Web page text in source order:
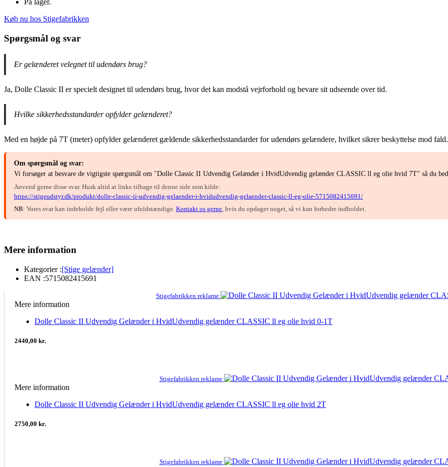
På lager.
Køb nu hos Stigefabrikken
Spørgsmål og svar
Er gelænderet velegnet til udendørs brug?
Ja, Dolle Classic II er specielt designet til udendørs brug, hvor det kan modstå vejrforhold og bevare sit udseende over tid.
Hvilke sikkerhedsstandarder opfylder gelænderet?
Med en højde på 7T (meter) opfylder gelænderet gældende sikkerhedsstandarder for udendørs gelændere, hvilket sikrer beskyttelse mod fald.
Om spørgsmål og svar:
Vi forsøger at besvare de vigtigste spørgsmål om "Dolle Classic II Udvendig Gelænder i HvidUdvendig gelænder CLASSIC ll eg olie hvid 7T" så du
Anvend gerne disse svar. Husk altid at linke tilbage til denne side som kilde:
https://stigeudstyr.dk/produkt/dolle-classic-ii-udvendig-gelaender-i-hvidudvendig-gelaender-classic-ll-eg-olie-5715082415691/
NB: Vores svar kan indeholde fejl eller være ufuldstændige. Kontakt os gerne, hvis du opdager noget, så vi kan forbedre indholdet.
Mere information
Kategorier :[Stige gelænder]
EAN :5715082415691
Stigefabrikken reklame
Mere information
Dolle Classic II Udvendig Gelænder i HvidUdvendig gelænder CLASSIC ll eg olie hvid 0-1T
2440,00 kr.
Stigefabrikken reklame
Mere information
Dolle Classic II Udvendig Gelænder i HvidUdvendig gelænder CLASSIC ll eg olie hvid 2T
2750,00 kr.
Stigefabrikken reklame